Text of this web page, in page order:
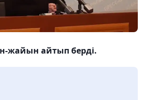
жайын айтып берді.